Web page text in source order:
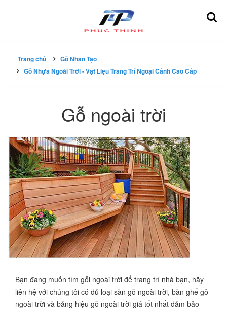
Trang chủ
Gỗ Nhân Tạo
Gỗ Nhựa Ngoài Trời - Vật Liệu Trang Trí Ngoại Cảnh Cao Cấp
Gỗ ngoài trời
Bạn đang muốn tìm gỗi ngoài trời để trang trí nhà bạn, hãy
liên hệ với chúng tôi có đủ loại sàn gỗ ngoài trời, bàn ghế gỗ
ngoài trời và bảng hiệu gỗ ngoài trời giá tốt nhất đảm bảo